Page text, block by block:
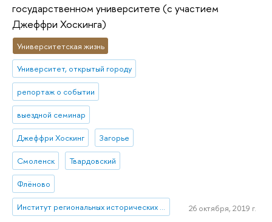
государственном университете (с участием
Джеффри Хоскинга)
Университетская жизнь
Университет, открытый городу
репортаж о событии
выездной семинар
Джеффри Хоскинг Загорье
Смоленск Твардовский
Флёново
Институт региональных исторических исследований 26 октября, 2019 г.